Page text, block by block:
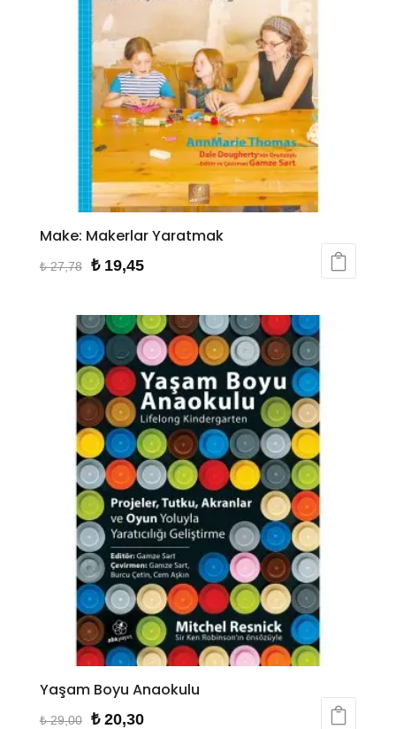
Make: Makerlar Yaratmak
₺27,78
Orijinal
₺ 27,78.
₺19,45Şu
fiyat:
₺ 19,45.
Yaşam Boyu Anaokulu
₺29,00
Orijinal
₺20,30Şu